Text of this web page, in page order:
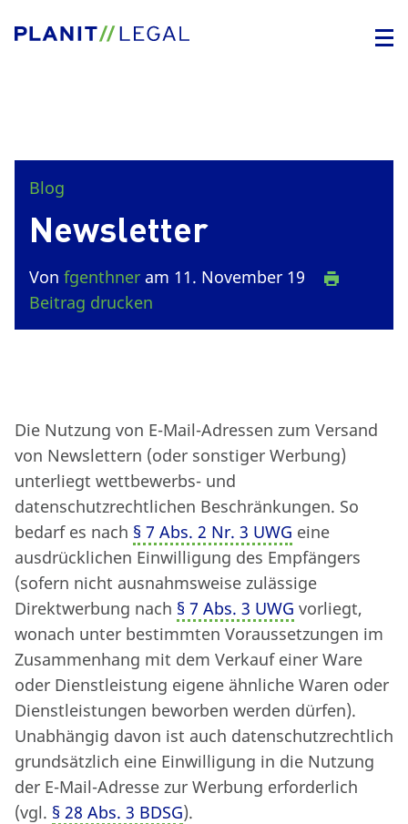
Blog
Newsletter
Von fgenthner am 11. November 19
Beitrag drucken
Die Nutzung von E-Mail-Adressen zum Versand
von Newslettern (oder sonstiger Werbung)
unterliegt wettbewerbs- und
datenschutzrechtlichen Beschränkungen. So
bedarf es nach § 7 Abs. 2 Nr. 3 UWG eine
ausdrücklichen Einwilligung des Empfängers
(sofern nicht ausnahmsweise zulässige
Direktwerbung nach § 7 Abs. 3 UWG vorliegt,
wonach unter bestimmten Voraussetzungen im
Zusammenhang mit dem Verkauf einer Ware
oder Dienstleistung eigene ähnliche Waren oder
Dienstleistungen beworben werden dürfen).
Unabhängig davon ist auch datenschutzrechtlich
grundsätzlich eine Einwilligung in die Nutzung
der E-Mail-Adresse zur Werbung erforderlich
(vgl. § 28 Abs. 3 BDSG).